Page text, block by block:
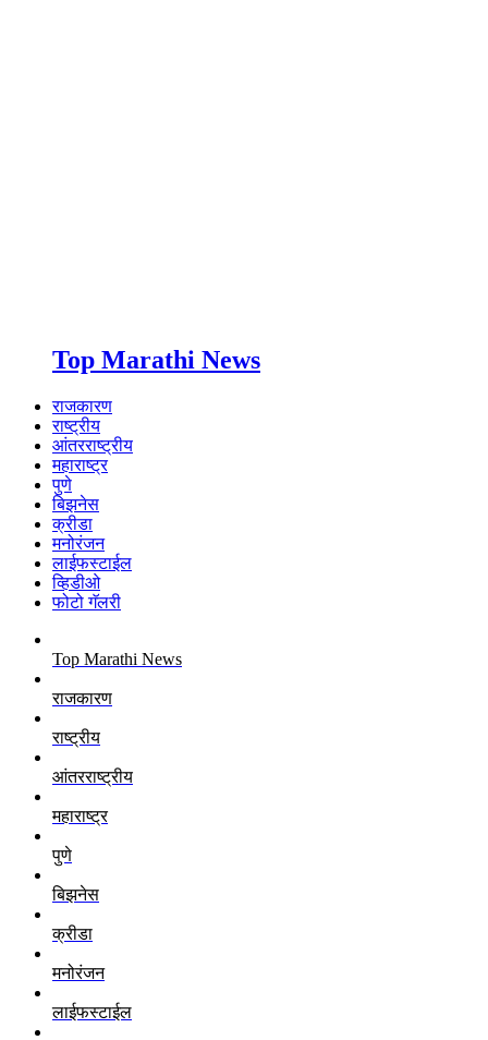
Top Marathi News
राजकारण
राष्ट्रीय
आंतरराष्ट्रीय
महाराष्ट्र
पुणे
बिझनेस
क्रीडा
मनोरंजन
लाईफस्टाईल
व्हिडीओ
फोटो गॅलरी
Top Marathi News
राजकारण
राष्ट्रीय
आंतरराष्ट्रीय
महाराष्ट्र
पुणे
बिझनेस
क्रीडा
मनोरंजन
लाईफस्टाईल